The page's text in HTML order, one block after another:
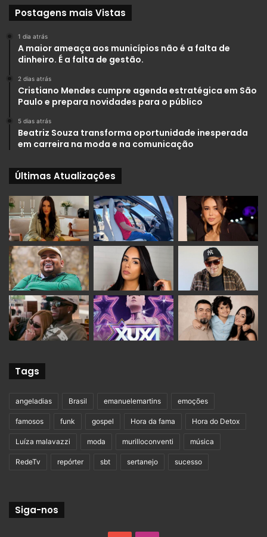
Postagens mais Vistas
1 dia atrás
A maior ameaça aos municípios não é a falta de
dinheiro. É a falta de gestão.
2 dias atrás
Cristiano Mendes cumpre agenda estratégica em São
Paulo e prepara novidades para o público
5 dias atrás
Beatriz Souza transforma oportunidade inesperada
em carreira na moda e na comunicação
Últimas Atualizações
Tags
angeladias Brasil emanuelemartins emoções
famosos funk gospel Hora da fama Hora do Detox
Luíza malavazzi moda murilloconventi música
RedeTv repórter sbt sertanejo sucesso
Siga-nos